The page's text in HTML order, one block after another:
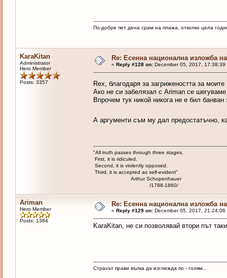
По-добре пет дена срам на плажа, отколко цела
KaraKitan
Administrator
Hero Member
Posts: 3357
Re: Есенна национална изложба
« Reply #128 on:December 05, 2017, 17:38:39
Rex, благодаря за загрижеността за
Ако не си забелязал с Ariman се
Впрочем тук никой никога не е бил
А аргументи съм му дал предостатъчно,
"All truth passes through three stages.
First, it is ridiculed.
Second, it is violently opposed.
Third, it is accepted as self-evident"
Arthur Schopenhauer
/1788-1860/
Ariman
Hero Member
Posts: 1384
Re: Есенна национална изложба
« Reply #129 on:December 05, 2017, 21:24:06
KaraKitan, не си позволявай втори път
Страхът прави вълка да изглежда по - голям...